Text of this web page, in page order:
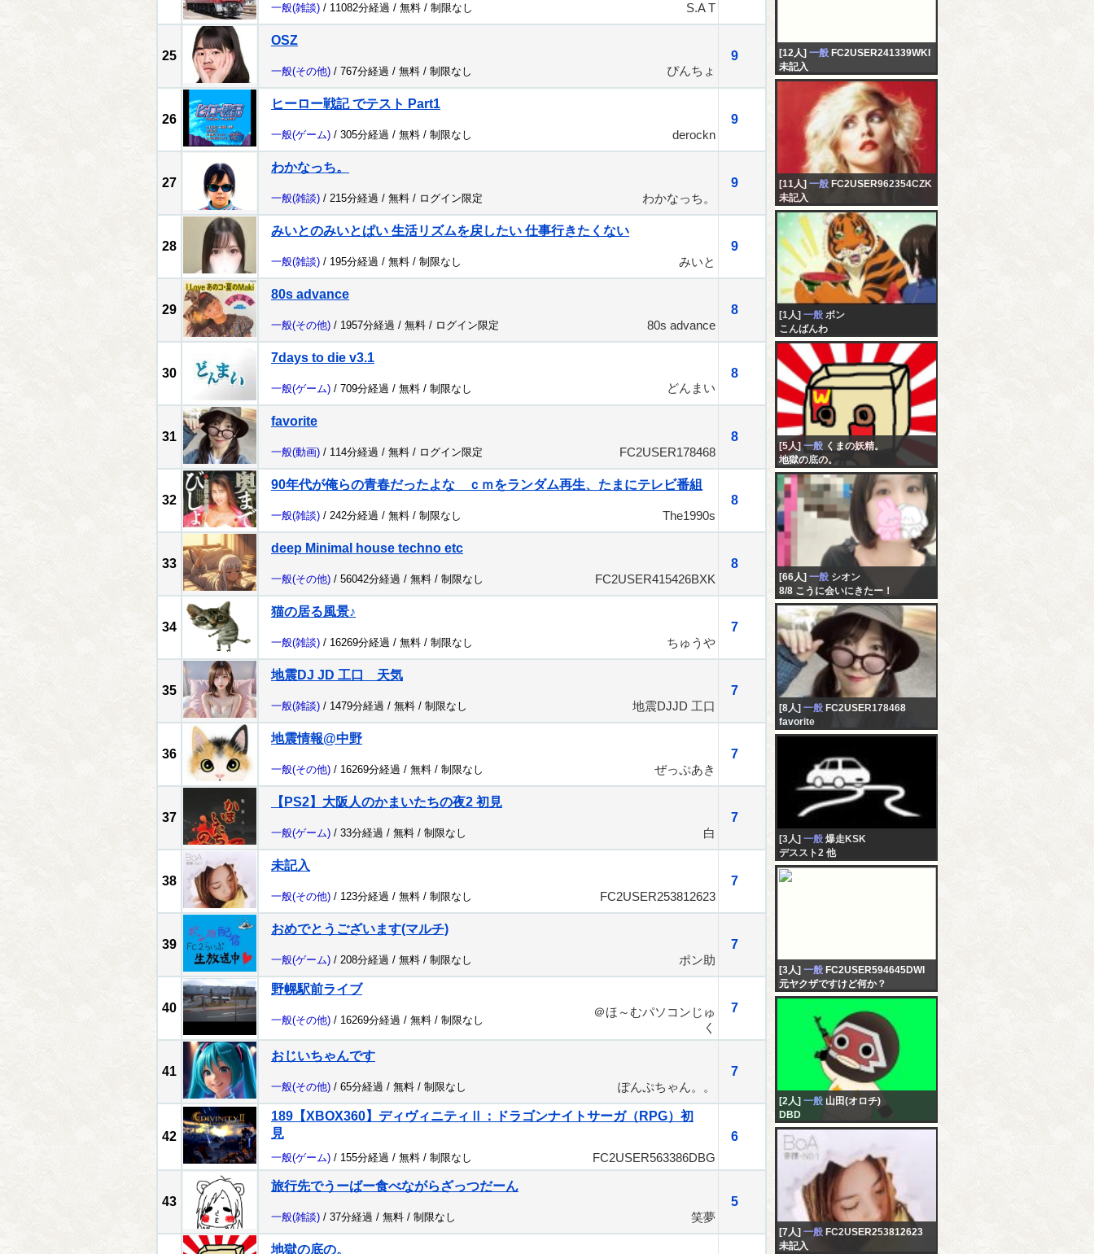
一般(雑談) / 11082分経過 / 無料 / 制限なし S.A T
25
OSZ
9
一般(その他) / 767分経過 / 無料 / 制限なし ぴんちょ
26
ヒーロー戦記 でテスト Part1
9
一般(ゲーム) / 305分経過 / 無料 / 制限なし derockn
27
わかなっち。
9
一般(雑談) / 215分経過 / 無料 / ログイン限定 わかなっち。
28
みいとのみいとぱい 生活リズムを戻したい 仕事行きたくない
9
一般(雑談) / 195分経過 / 無料 / 制限なし みいと
29
80s advance
8
一般(その他) / 1957分経過 / 無料 / ログイン限定 80s advance
30
7days to die v3.1
8
一般(ゲーム) / 709分経過 / 無料 / 制限なし どんまい
31
favorite
8
一般(動画) / 114分経過 / 無料 / ログイン限定 FC2USER178468
32
90年代が俺らの青春だったよな ｃｍをランダム再生、たまにテレビ番組
8
一般(雑談) / 242分経過 / 無料 / 制限なし The1990s
33
deep Minimal house techno etc
8
一般(その他) / 56042分経過 / 無料 / 制限なし FC2USER415426BXK
34
猫の居る風景♪
7
一般(雑談) / 16269分経過 / 無料 / 制限なし ちゅうや
35
地震DJ JD 工口 天気
7
一般(雑談) / 1479分経過 / 無料 / 制限なし 地震DJJD 工口
36
地震情報@中野
7
一般(その他) / 16269分経過 / 無料 / 制限なし ぜっぷあき
37
【PS2】大阪人のかまいたちの夜2 初見
7
一般(ゲーム) / 33分経過 / 無料 / 制限なし 白
38
未記入
7
一般(その他) / 123分経過 / 無料 / 制限なし FC2USER253812623
39
おめでとうございます(マルチ)
7
一般(ゲーム) / 208分経過 / 無料 / 制限なし ポン助
40
野幌駅前ライブ
7
一般(その他) / 16269分経過 / 無料 / 制限なし
＠ほ～むパソコンじゅ
く
41
おじいちゃんです
7
一般(その他) / 65分経過 / 無料 / 制限なし ぽんぷちゃん。。
42
189【XBOX360】ディヴィニティⅡ：ドラゴンナイトサーガ（RPG）初
見
6
一般(ゲーム) / 155分経過 / 無料 / 制限なし FC2USER563386DBG
43
旅行先でうーばー食べながらざっつだーん
5
一般(雑談) / 37分経過 / 無料 / 制限なし 笑夢
地獄の底の。
[12人] 一般 FC2USER241339WKI
未記入
[11人] 一般 FC2USER962354CZK
未記入
[1人] 一般 ボン
こんばんわ
[5人]一般 くまの妖精。
地獄の底の。
[66人] 一般 シオン
8/8 こうに会いにきたー！
[8人] 一般 FC2USER178468
favorite
[3人] 一般 爆走KSK
デススト2 他
[3人] 一般 FC2USER594645DWI
元ヤクザですけど何か？
[2人] 一般 山田(オロチ)
DBD
[7人] 一般 FC2USER253812623
未記入